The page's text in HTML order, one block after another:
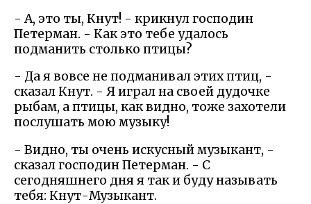
- А, это ты, Кнут! - крикнул господин
Петерман. - Как это тебе удалось
подманить столько птицы?
- Да я вовсе не подманивал этих птиц, -
сказал Кнут. - Я играл на своей дудочке
рыбам, а птицы, как видно, тоже захотели
послушать мою музыку!
- Видно, ты очень искусный музыкант, -
сказал господин Петерман. - С
сегодняшнего дня я так и буду называть
тебя: Кнут-Музыкант.